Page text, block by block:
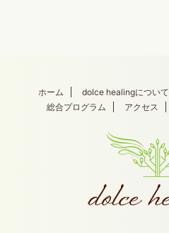
ホーム dolce healingについて
総合プログラム
アクセス